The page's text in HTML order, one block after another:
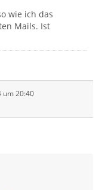
wie ich das
Mails. Ist
um 20:40